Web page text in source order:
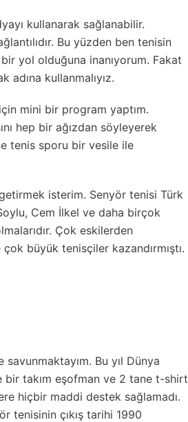
kullanarak sağlanabilir.
Bu yüzden ben tenisin
yol olduğuna inanıyorum. Fakat
adına kullanmalıyız.
mini bir program yaptım.
hep bir ağızdan söyleyerek
tenis sporu bir vesile ile
isterim. Senyör tenisi Türk
Cem İlkel ve daha birçok
Çok eskilerden
büyük tenisçiler kazandırmıştı.
Bu yıl Dünya
bir takım eşofman ve 2 tane t-shirt
hiçbir maddi destek sağlamadı.
tenisinin çıkış tarihi 1990